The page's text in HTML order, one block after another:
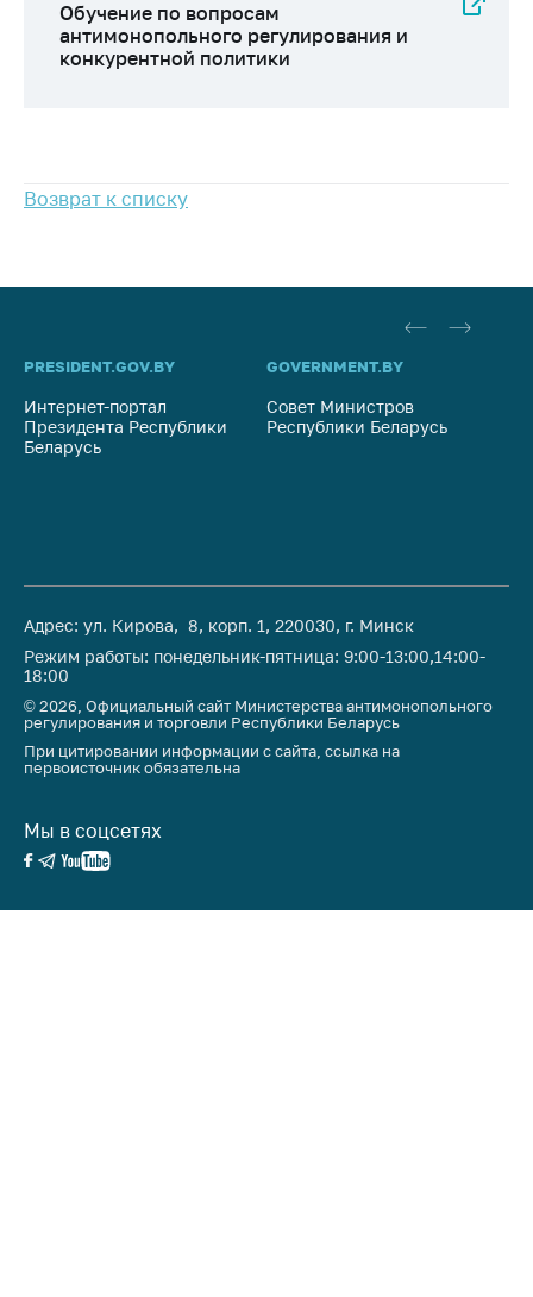
Обучение по вопросам
антимонопольного регулирования и
конкурентной политики
Возврат к списку
PRESIDENT.GOV.BY
Интернет-портал
Президента Республики
Беларусь
GOVERNMENT.BY
Совет Министров
Республики Беларусь
Адрес: ул. Кирова, 8, корп. 1, 220030, г. Минск
Режим работы: понедельник-пятница: 9:00-13:00,14:00-
18:00
© 2026, Официальный сайт Министерства антимонопольного
регулирования и торговли Республики Беларусь
При цитировании информации с сайта, ссылка на
первоисточник обязательна
Мы в соцсетях